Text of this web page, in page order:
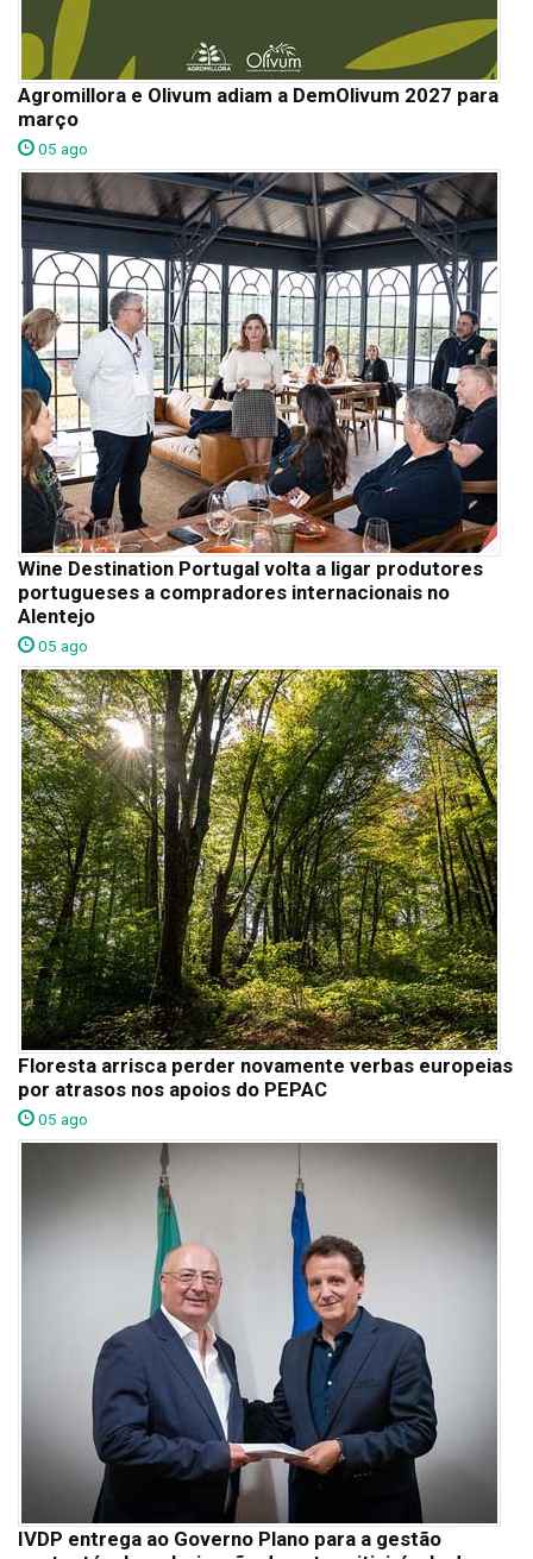
Agromillora e Olivum adiam a DemOlivum 2027 para
março
05 ago
Wine Destination Portugal volta a ligar produtores
portugueses a compradores internacionais no
Alentejo
05 ago
Floresta arrisca perder novamente verbas europeias
por atrasos nos apoios do PEPAC
05 ago
IVDP entrega ao Governo Plano para a gestão